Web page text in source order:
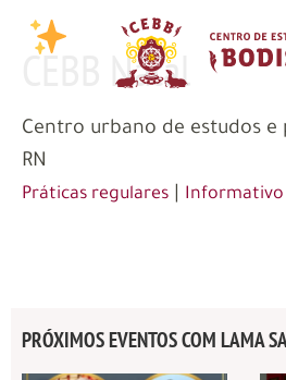
CEBB Natal
Centro urbano de estudos e
RN
Práticas regulares
PRÓXIMOS EVENTOS COM LAMA